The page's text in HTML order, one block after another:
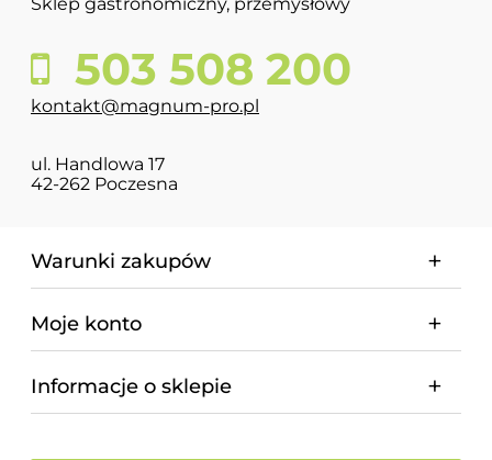
503 508 200
kontakt@magnum-pro.pl
ul. Handlowa 17
42-262 Poczesna
Warunki zakupów
Moje konto
Informacje o sklepie